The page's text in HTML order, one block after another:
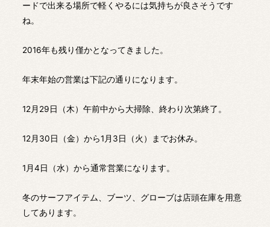
ードで出来る場所で軽くやるには気持ちが良さそうです
ね。
2016年も残り僅かとなってきました。
年末年始の営業は下記の通りになります。
12月29日（木）午前中から大掃除、終わり次第終了。
12月30日（金）から1月3日（火）までお休み。
1月4日（水）から通常営業になります。
冬のサーフアイテム、ブーツ、グローブは店頭在庫を用意
してあります。